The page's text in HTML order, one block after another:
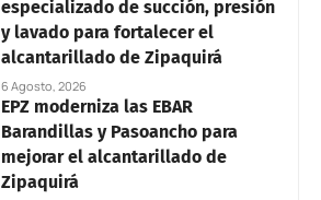
especializado de succión, presión
y lavado para fortalecer el
alcantarillado de Zipaquirá
6 Agosto, 2026
EPZ moderniza las EBAR
Barandillas y Pasoancho para
mejorar el alcantarillado de
Zipaquirá